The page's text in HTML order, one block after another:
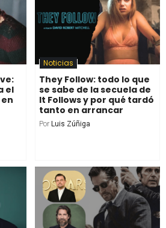
el
Noticias
They Follow: todo lo que
se sabe de la secuela de
It Follows y por qué tardó
tanto en arrancar
Por Luis Zúñiga